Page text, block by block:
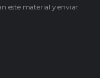
este material y enviar